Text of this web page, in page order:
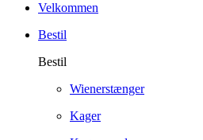
Velkommen
Bestil
Bestil
Wienerstænger
Kager